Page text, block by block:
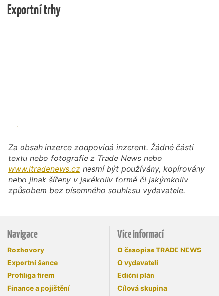
Exportní trhy
Za obsah inzerce zodpovídá inzerent. Žádné části
textu nebo fotografie z Trade News nebo
www.itradenews.cz nesmí být používány, kopírovány
nebo jinak šířeny v jakékoliv formě či jakýmkoliv
způsobem bez písemného souhlasu vydavatele.
Navigace
Rozhovory
Exportní šance
Profiliga firem
Finance a pojištění
Více informací
O časopise TRADE NEWS
O vydavateli
Ediční plán
Cílová skupina